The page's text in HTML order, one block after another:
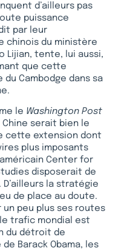
d’ailleurs pas
puissance
par leur
chinois du ministère
Lijian, tente, lui aussi,
que cette
Cambodge dans sa
le Washington Post
serait bien le
cette extension dont
plus imposants
américain Center for
disposerait de
la stratégie
de place au doute.
un peu plus ses routes
trafic mondial est
du détroit de
Barack Obama, les